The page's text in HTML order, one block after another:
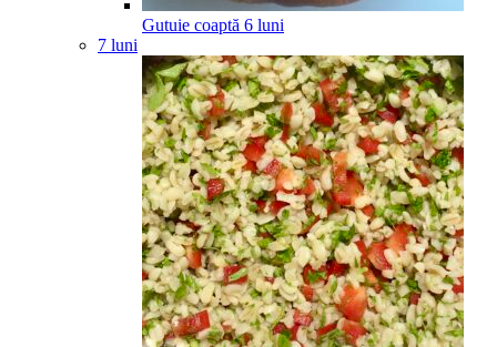
Gutuie coaptă 6 luni
7 luni